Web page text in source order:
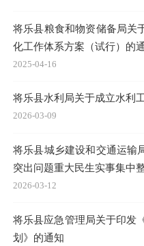
将乐县粮食和物资储备局关
化工作体系方案（试行）的
2025-04-16
将乐县水利局关于成立水利
2026-03-09
将乐县城乡建设和交通运输
突出问题重大民生实事集中
2026-03-12
将乐县应急管理局关于印发
划》的通知